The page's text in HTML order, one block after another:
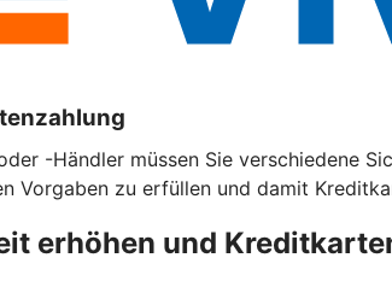
-Händler müssen Sie verschiedene
Vorgaben zu erfüllen und damit
erhöhen und